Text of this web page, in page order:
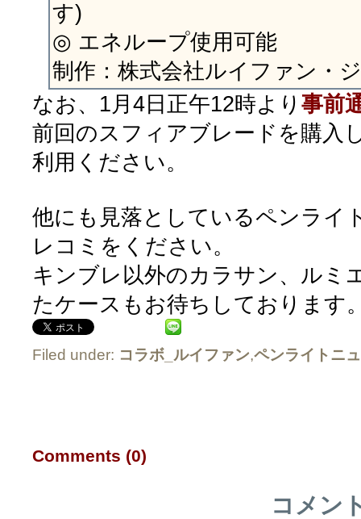
す)
◎ エネループ使用可能
制作：株式会社ルイファン・
なお、1月4日正午12時より 事前
前回のスフィアブレードを購入
利用ください。
他にも見落としているペンライ
レコミをください。
キンブレ以外のカラサン、ルミ
たケースもお待ちしております
Filed under: コラボ_ルイファン,ペンライトニ
Comments (0)
コメン